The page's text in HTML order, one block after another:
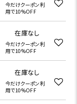
今だけクーポン利
用で10%OFF
在庫なし
今だけクーポン利
用で10%OFF
在庫なし
今だけクーポン利
用で10%OFF